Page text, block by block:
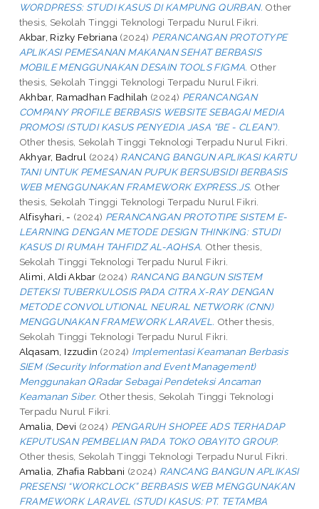
WORDPRESS: STUDI KASUS DI KAMPUNG QURBAN. Other
thesis, Sekolah Tinggi Teknologi Terpadu Nurul Fikri.
Akbar, Rizky Febriana (2024) PERANCANGAN PROTOTYPE
APLIKASI PEMESANAN MAKANAN SEHAT BERBASIS
MOBILE MENGGUNAKAN DESAIN TOOLS FIGMA. Other
thesis, Sekolah Tinggi Teknologi Terpadu Nurul Fikri.
Akhbar, Ramadhan Fadhilah (2024) PERANCANGAN
COMPANY PROFILE BERBASIS WEBSITE SEBAGAI MEDIA
PROMOSI (STUDI KASUS PENYEDIA JASA “BE - CLEAN”).
Other thesis, Sekolah Tinggi Teknologi Terpadu Nurul Fikri.
Akhyar, Badrul (2024) RANCANG BANGUN APLIKASI KARTU
TANI UNTUK PEMESANAN PUPUK BERSUBSIDI BERBASIS
WEB MENGGUNAKAN FRAMEWORK EXPRESS.JS. Other
thesis, Sekolah Tinggi Teknologi Terpadu Nurul Fikri.
Alfisyhari, - (2024) PERANCANGAN PROTOTIPE SISTEM E-
LEARNING DENGAN METODE DESIGN THINKING: STUDI
KASUS DI RUMAH TAHFIDZ AL-AQHSA. Other thesis,
Sekolah Tinggi Teknologi Terpadu Nurul Fikri.
Alimi, Aldi Akbar (2024) RANCANG BANGUN SISTEM
DETEKSI TUBERKULOSIS PADA CITRA X-RAY DENGAN
METODE CONVOLUTIONAL NEURAL NETWORK (CNN)
MENGGUNAKAN FRAMEWORK LARAVEL. Other thesis,
Sekolah Tinggi Teknologi Terpadu Nurul Fikri.
Alqasam, Izzudin (2024) Implementasi Keamanan Berbasis
SIEM (Security Information and Event Management)
Menggunakan QRadar Sebagai Pendeteksi Ancaman
Keamanan Siber. Other thesis, Sekolah Tinggi Teknologi
Terpadu Nurul Fikri.
Amalia, Devi (2024) PENGARUH SHOPEE ADS TERHADAP
KEPUTUSAN PEMBELIAN PADA TOKO OBAYITO GROUP.
Other thesis, Sekolah Tinggi Teknologi Terpadu Nurul Fikri.
Amalia, Zhafia Rabbani (2024) RANCANG BANGUN APLIKASI
PRESENSI “WORKCLOCK” BERBASIS WEB MENGGUNAKAN
FRAMEWORK LARAVEL (STUDI KASUS: PT. TETAMBA